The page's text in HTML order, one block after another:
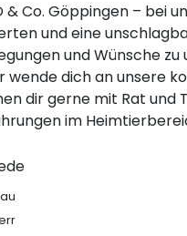
& Co. Göppingen – bei
und eine
und Wünsche
wende dich an unsere
dir gerne mit Rat und
im